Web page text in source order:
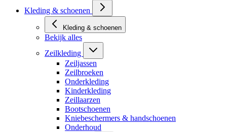
Kleding & schoenen
Kleding & schoenen
Bekijk alles
Zeilkleding
Zeiljassen
Zeilbroeken
Onderkleding
Kinderkleding
Zeillaarzen
Bootschoenen
Kniebeschermers & handschoenen
Onderhoud